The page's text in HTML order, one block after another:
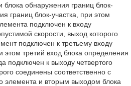
блока обнаружения границ блок-
границ блок-участка, при этом
подключен к входу
скорости, выход которого
подключен к третьему входу
третий вход блока определения
подключен к выходу четвертого
соединены соответственно с
элемента и вторым выходом блока